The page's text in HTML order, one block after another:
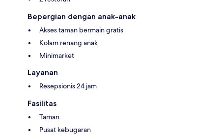
Bepergian dengan anak-anak
Akses taman bermain gratis
Kolam renang anak
Minimarket
Layanan
Resepsionis 24 jam
Fasilitas
Taman
Pusat kebugaran